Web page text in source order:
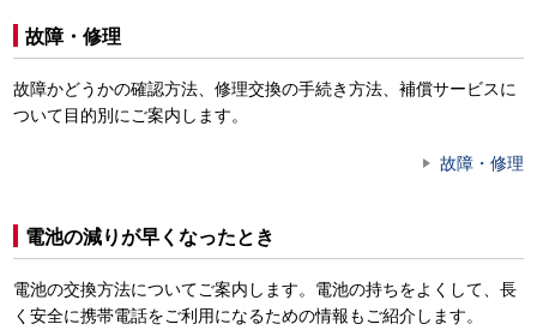
故障・修理
故障かどうかの確認方法、修理交換の手続き方法、補償サービスに
ついて目的別にご案内します。
故障・修理
電池の減りが早くなったとき
電池の交換方法についてご案内します。電池の持ちをよくして、長
く安全に携帯電話をご利用になるための情報もご紹介します。